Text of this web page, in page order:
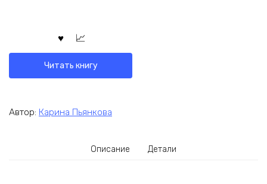
Читать книгу
Автор: Карина Пьянкова
Описание Детали